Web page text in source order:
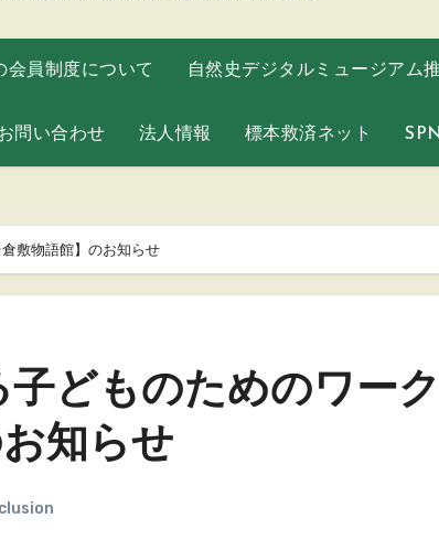
会員制度について 自然史デジタルミュージアム
問い合わせ 法人情報 標本救済ネット
敷物語館】のお知らせ
どものためのワーク
知らせ